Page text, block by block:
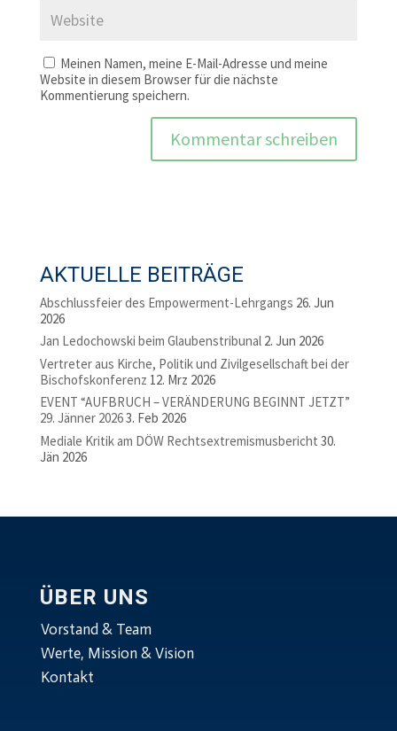
Meinen Namen, meine E-Mail-Adresse und meine
Website in diesem Browser für die nächste
Kommentierung speichern.
AKTUELLE BEITRÄGE
Abschlussfeier des Empowerment-Lehrgangs 26. Jun
2026
Jan Ledochowski beim Glaubenstribunal 2. Jun 2026
Vertreter aus Kirche, Politik und Zivilgesellschaft bei der
Bischofskonferenz 12. Mrz 2026
EVENT “AUFBRUCH – VERÄNDERUNG BEGINNT JETZT”
29. Jänner 20263. Feb 2026
Mediale Kritik am DÖW Rechtsextremismusbericht 30.
Jän 2026
ÜBER UNS
Vorstand & Team
Werte, Mission & Vision
Kontakt